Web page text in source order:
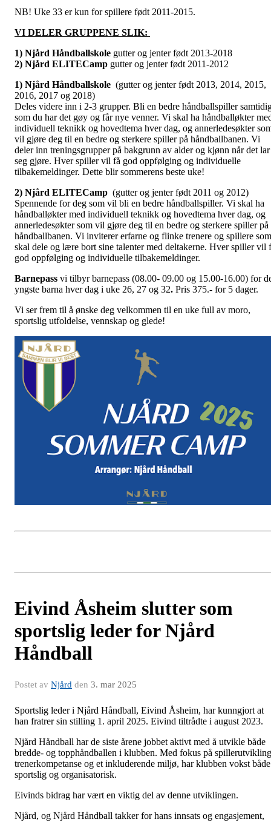
NB! Uke 33 er kun for spillere født 2011-2015.
VI DELER GRUPPENE SLIK:
1) Njård Håndballskole gutter og jenter født 2013-2018
2) Njård ELITECamp gutter og jenter født 2011-2012
1) Njård Håndballskole (gutter og jenter født 2013, 2014, 2015,
2016, 2017 og 2018)
Deles videre inn i 2-3 grupper. Bli en bedre håndballspiller
som du har det gøy og får nye venner. Vi skal ha håndballøkter
individuell teknikk og hovedtema hver dag, og annerledesøkter
vil gjøre deg til en bedre og sterkere spiller på håndballbanen. Vi
deler inn treningsgrupper på bakgrunn av alder og kjønn når det lar
seg gjøre. Hver spiller vil få god oppfølging og individuelle
tilbakemeldinger. Dette blir sommerens beste uke!
2) Njård ELITECamp (gutter og jenter født 2011 og 2012)
Spennende for deg som vil bli en bedre håndballspiller. Vi skal ha
håndballøkter med individuell teknikk og hovedtema hver dag, og
annerledesøkter som vil gjøre deg til en bedre og sterkere spiller på
håndballbanen. Vi inviterer erfarne og flinke trenere og spillere som
skal dele og lære bort sine talenter med deltakerne. Hver spiller vil
god oppfølging og individuelle tilbakemeldinger.
Barnepass vi tilbyr barnepass (08.00- 09.00 og 15.00-16.00) for
yngste barna hver dag i uke 26, 27 og 32. Pris 375.- for 5 dager.
Vi ser frem til å ønske deg velkommen til en uke full av moro,
sportslig utfoldelse, vennskap og glede!
Eivind Åsheim slutter som
sportslig leder for Njård
Håndball
Postet av Njård den 3. mar 2025
Sportslig leder i Njård Håndball, Eivind Åsheim, har kunngjort at
han fratrer sin stilling 1. april 2025. Eivind tiltrådte i august 2023.
Njård Håndball har de siste årene jobbet aktivt med å utvikle både
bredde- og topphåndballen i klubben. Med fokus på
trenerkompetanse og et inkluderende miljø, har klubben vokst både
sportslig og organisatorisk.
Eivinds bidrag har vært en viktig del av denne utviklingen.
Njård, og Njård Håndball takker for hans innsats og engasjement,